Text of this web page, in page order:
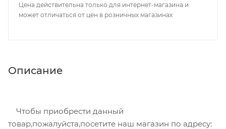
Цена действительна только для интернет-магазина и
может отличаться от цен в розничных магазинах
Описание
Чтобы приобрести данный
товар,пожалуйста,посетите наш магазин по адресу: